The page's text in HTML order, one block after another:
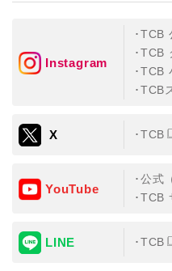
一般社団法人メディカル
①共同して利用される情報
②共同して利用する者の範
③共同利用する者の利用
【外部委託について】
Instagram
TCB
TCB
TCB
TCB
X TCB
YouTube
公式
TCB
LINE TCB